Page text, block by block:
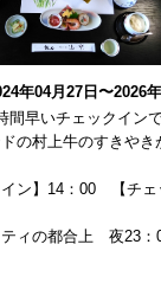
年04月27日〜2026
間早いチェックイン
の村上牛のすきやき
イン】14：00 【チ
ィの都合上 夜23：